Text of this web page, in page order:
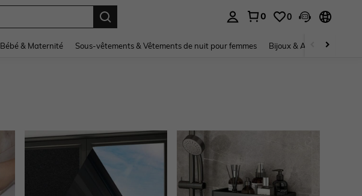
0 0
Bébé & Maternité Sous-vêtements & Vêtements de nuit pour femmes Bijoux & Accessoires pour